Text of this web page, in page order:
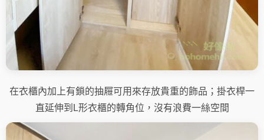
在衣櫃內加上有鎖的抽屜可用來存放貴重的飾品；掛衣桿一
直延伸到L形衣櫃的轉角位，沒有浪費一絲空間